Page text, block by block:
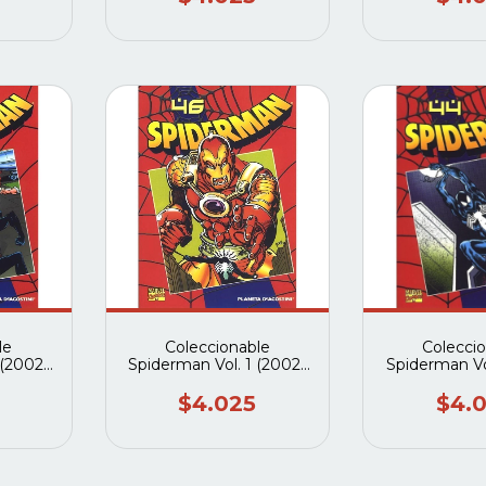
Coleccionable
Spiderman Vol. 1 (2002-
deagostini)
$4.025
Spiderman